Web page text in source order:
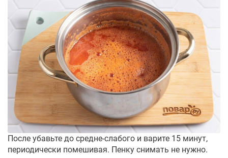
После убавьте до средне-слабого и варите 15 минут,
периодически помешивая. Пенку снимать не нужно.